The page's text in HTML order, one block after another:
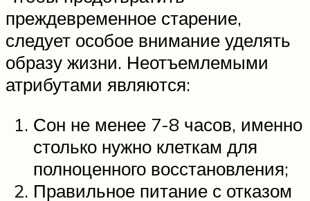
преждевременное старение,
следует особое внимание уделять
образу жизни. Неотъемлемыми
атрибутами являются:
Сон не менее 7-8 часов, именно
столько нужно клеткам для
полноценного восстановления;
Правильное питание с отказом